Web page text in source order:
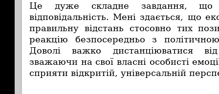
Це дуже складне завдання, що
відповідальність. Мені здається, що
правильну відстань стосовно тих
реакцію безпосередньо з
Доволі важко дистанціюватися
зважаючи на свої власні особисті
сприяти відкритій, універсальній